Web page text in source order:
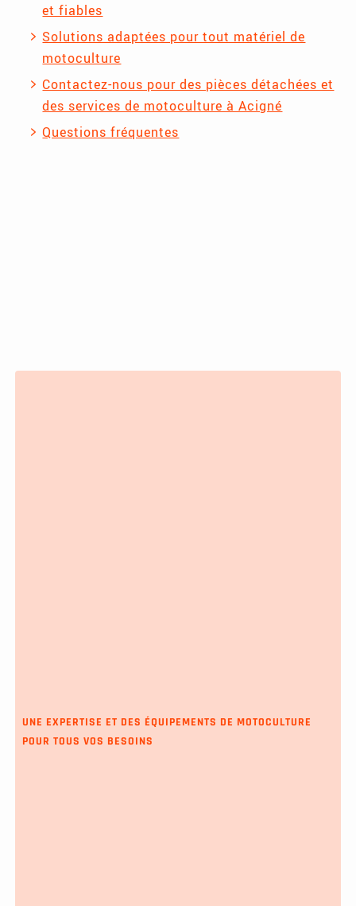
et fiables
Solutions adaptées pour tout matériel de
motoculture
Contactez-nous pour des pièces détachées et
des services de motoculture à Acigné
Questions fréquentes
UNE EXPERTISE ET DES ÉQUIPEMENTS DE MOTOCULTURE
POUR TOUS VOS BESOINS